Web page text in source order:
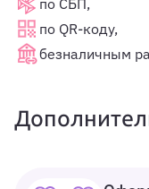
по СБП,
по QR-коду,
безналичным